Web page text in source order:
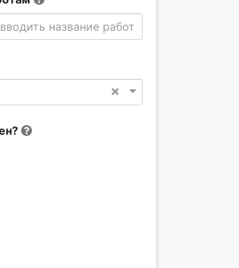
название работы
×